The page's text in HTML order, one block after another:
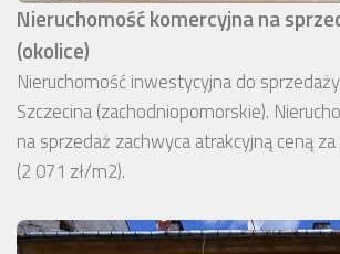
Nieruchomość komercyjna na
(okolice)
Nieruchomość inwestycyjna do
Szczecina (zachodniopomorskie).
na sprzedaż zachwyca atrakcyjną ceną
(2 071 zł/m2).